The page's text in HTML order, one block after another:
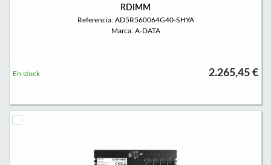
RDIMM
Referencia: AD5R560064G40-SHYA
Marca: A-DATA
2.265,45 €
En stock